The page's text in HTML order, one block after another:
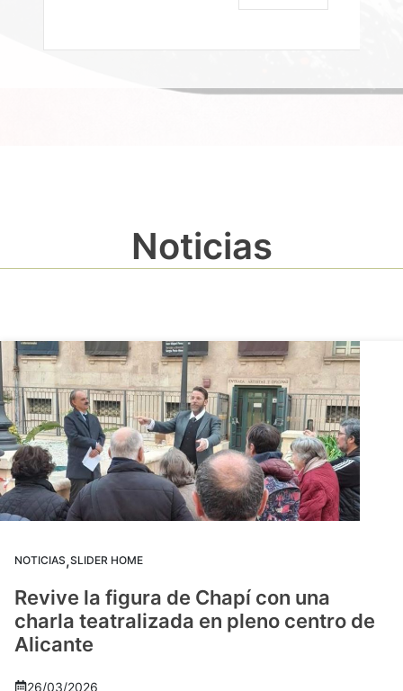
Noticias
NOTICIAS,SLIDER HOME
Revive la figura de Chapí con una
charla teatralizada en pleno centro de
Alicante
26/03/2026